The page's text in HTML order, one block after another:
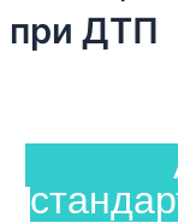
при ДТП